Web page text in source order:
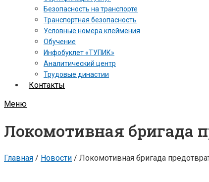
Безопасность на транспорте
Транспортная безопасность
Условные номера клеймения
Обучение
Инфобуклет «ТУПИК»
Аналитический центр
Трудовые династии
Контакты
Меню
Локомотивная бригада
Главная / Новости / Локомотивная бригада